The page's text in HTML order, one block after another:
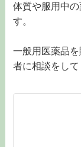
体質や服用中
す。
一般用医薬品
者に相談をして